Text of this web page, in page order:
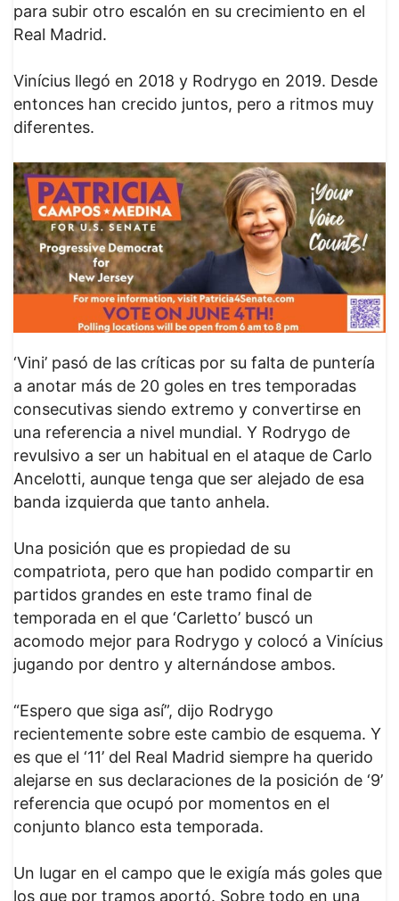
para subir otro escalón en su crecimiento en el
Real Madrid.
Vinícius llegó en 2018 y Rodrygo en 2019. Desde
entonces han crecido juntos, pero a ritmos muy
diferentes.
‘Vini’ pasó de las críticas por su falta de puntería
a anotar más de 20 goles en tres temporadas
consecutivas siendo extremo y convertirse en
una referencia a nivel mundial. Y Rodrygo de
revulsivo a ser un habitual en el ataque de Carlo
Ancelotti, aunque tenga que ser alejado de esa
banda izquierda que tanto anhela.
Una posición que es propiedad de su
compatriota, pero que han podido compartir en
partidos grandes en este tramo final de
temporada en el que ‘Carletto’ buscó un
acomodo mejor para Rodrygo y colocó a Vinícius
jugando por dentro y alternándose ambos.
“Espero que siga así”, dijo Rodrygo
recientemente sobre este cambio de esquema. Y
es que el ‘11’ del Real Madrid siempre ha querido
alejarse en sus declaraciones de la posición de ‘9’
referencia que ocupó por momentos en el
conjunto blanco esta temporada.
Un lugar en el campo que le exigía más goles que
los que por tramos aportó. Sobre todo en una